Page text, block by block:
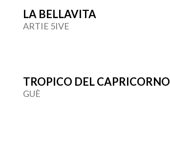
LA BELLAVITA
ARTIE 5IVE
TROPICO DEL CAPRICORNO
GUÈ